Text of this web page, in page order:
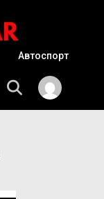
Автоспорт